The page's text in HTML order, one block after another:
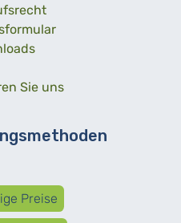
Sie uns
Preise